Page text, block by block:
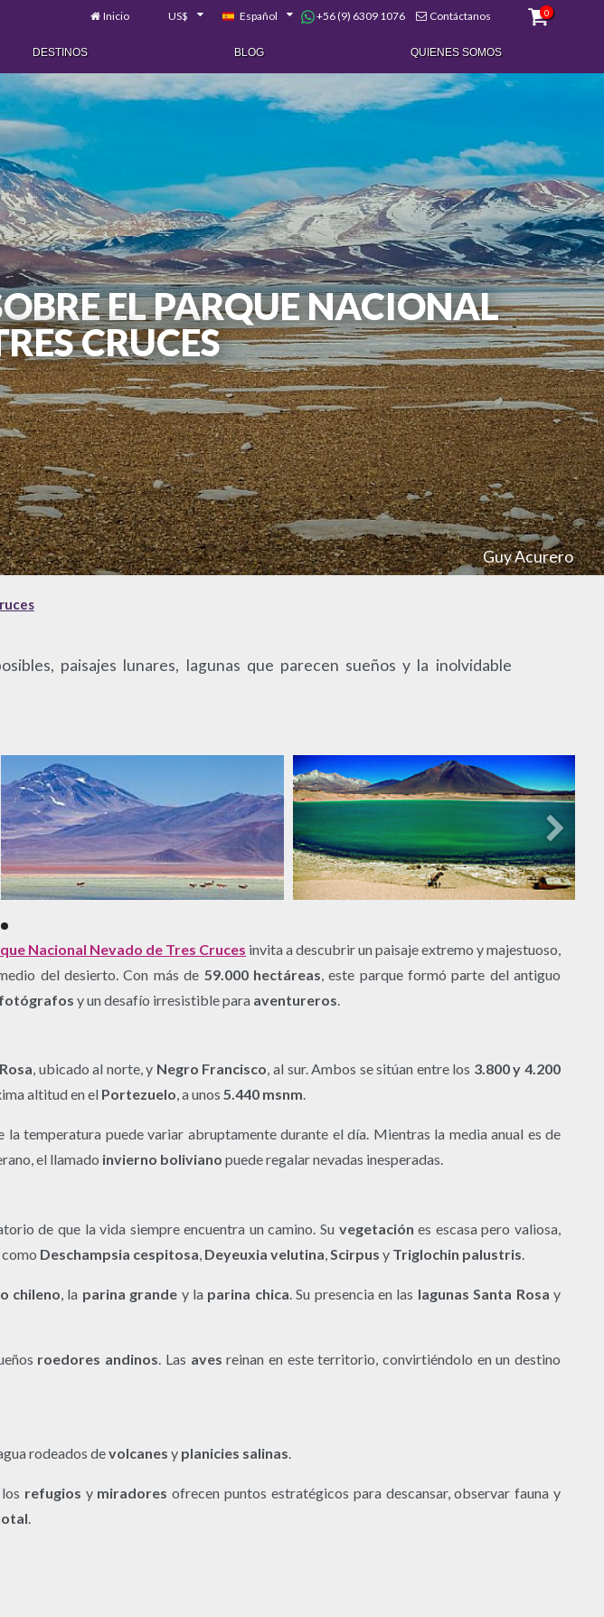
Inicio US$ Español +56 (9) 6309 1076 Contáctanos 0
DESTINOS BLOG QUIENES SOMOS
EL PARQUE NACIONAL
CRUCES
Guy Acurero
paisajes lunares, lagunas que parecen sueños y la inolvidable
Nacional Nevado de Tres Cruces invita a descubrir un paisaje extremo y majestuoso,
del desierto. Con más de 59.000 hectáreas , este parque formó parte del antiguo
fotógrafos y un desafío irresistible para aventureros
, ubicado al norte, y Negro Francisco, al sur. Ambos se sitúan entre los 3.800 y 4.200
altitud en el Portezuelo, a unos 5.440 msnm.
la temperatura puede variar abruptamente durante el día. Mientras la media anual es de
el llamado invierno boliviano puede regalar nevadas inesperadas.
de que la vida siempre encuentra un camino. Su vegetación es escasa pero valiosa,
Deschampsia cespitosa Deyeuxia velutina Scirpus y Triglochin palustris
chileno , la parina grande y la parina chica . Su presencia en las lagunas Santa Rosa y
roedores andinos . Las aves reinan en este territorio, convirtiéndolo en un destino
rodeados devolcanes y planicies salinas.
refugios y miradores ofrecen puntos estratégicos para descansar, observar fauna y
.